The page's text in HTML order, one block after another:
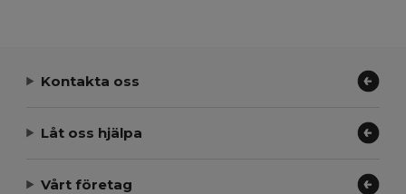
Kontakta oss
Låt oss hjälpa
Vårt företag